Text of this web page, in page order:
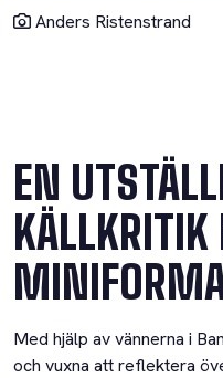
Anders Ristenstrand
EN
KÄLLKRITIK
Med hjälp av vännerna i
och vuxna att reflektera